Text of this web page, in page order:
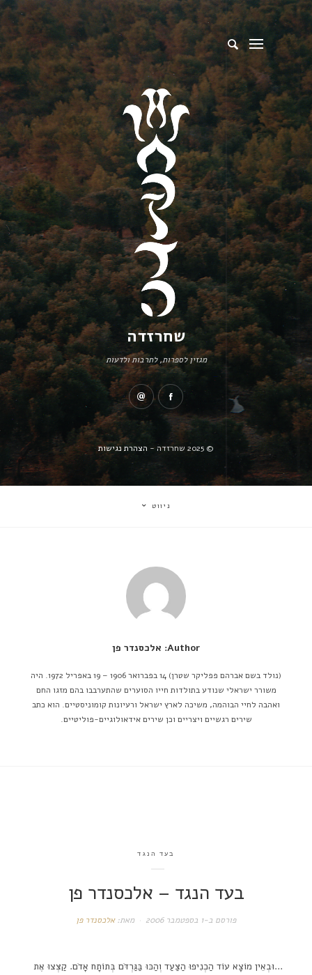
שחרזדה
מגזין לספרות, לתרבות ולדעות
© 2025 שחרזדה - הצהרת נגישות
ניווט
Author: אלכסנדר פן
(נולד בשם אברהם פפליקר שטרן) 14 בפברואר 1906 – 19 באפריל 1972. היה
משורר ישראלי שנודע בתולדות חייו הסוערים שהתערבבו בהם מזגו החם
ואהבה לחיי הבוהמה, משיכה לארץ ישראל ורעיונות קומוניסטיים. הוא כתב
שירים רגשיים ויצריים וכן שירים אידאולוגיים-פוליטיים.
בעד הנגד
בעד הנגד – אלכסנדר פן
פורסם ב-1 בספטמבר 2006 מאת:אלכסנדר פן
…וּבְאֵין מוֹצָא עוֹד הַכְנִיפוּ הַצַּעַד וְהַכּוּ בַּגַּרְדֹּם בְּתוֹתָח אָדֹם. קַצְּצוּ אֶת